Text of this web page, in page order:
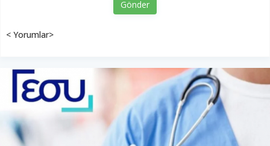
Gönder
< Yorumlar>